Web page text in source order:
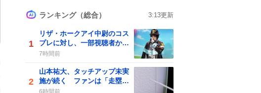
ランキング（総合） 3:13更新
1
リザ・ホークアイ中尉のコス
プレに対し、一部視聴者から
批判の声が上がる
7時間前
2
山本祐大、タッチアップ未実
施が続く ファンは「走塁改
善」を求める
6時間前